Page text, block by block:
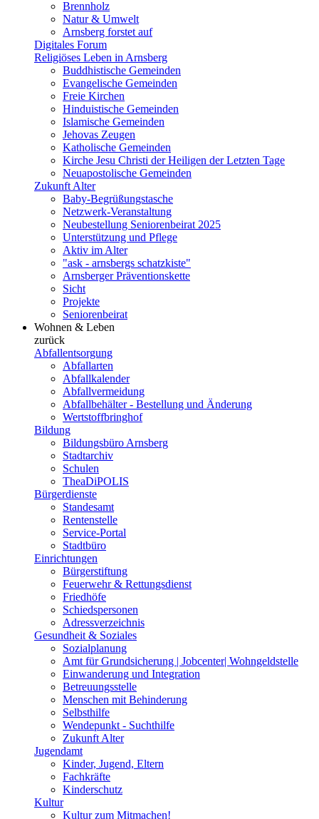
Brennholz
Natur & Umwelt
Arnsberg forstet auf
Digitales Forum
Religiöses Leben in Arnsberg
Buddhistische Gemeinden
Evangelische Gemeinden
Freie Kirchen
Hinduistische Gemeinden
Islamische Gemeinden
Jehovas Zeugen
Katholische Gemeinden
Kirche Jesu Christi der Heiligen der Letzten Tage
Neuapostolische Gemeinden
Zukunft Alter
Baby-Begrüßungstasche
Netzwerk-Veranstaltung
Neubestellung Seniorenbeirat 2025
Unterstützung und Pflege
Aktiv im Alter
"ask - arnsbergs schatzkiste"
Arnsberger Präventionskette
Sicht
Projekte
Seniorenbeirat
Wohnen & Leben
zurück
Abfallentsorgung
Abfallarten
Abfallkalender
Abfallvermeidung
Abfallbehälter - Bestellung und Änderung
Wertstoffbringhof
Bildung
Bildungsbüro Arnsberg
Stadtarchiv
Schulen
TheaDiPOLIS
Bürgerdienste
Standesamt
Rentenstelle
Service-Portal
Stadtbüro
Einrichtungen
Bürgerstiftung
Feuerwehr & Rettungsdienst
Friedhöfe
Schiedspersonen
Adressverzeichnis
Gesundheit & Soziales
Sozialplanung
Amt für Grundsicherung | Jobcenter| Wohngeldstelle
Einwanderung und Integration
Betreuungsstelle
Menschen mit Behinderung
Selbsthilfe
Wendepunkt - Suchthilfe
Zukunft Alter
Jugendamt
Kinder, Jugend, Eltern
Fachkräfte
Kinderschutz
Kultur
Kultur zum Mitmachen!